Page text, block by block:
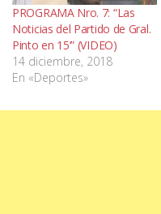
PROGRAMA Nro. 7: “Las
Noticias del Partido de Gral.
Pinto en 15’” (VIDEO)
14 diciembre, 2018
En «Deportes»